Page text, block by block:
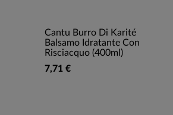
Cantu Burro Di Karité
Balsamo Idratante Con
Risciacquo (400ml)
7,71 €